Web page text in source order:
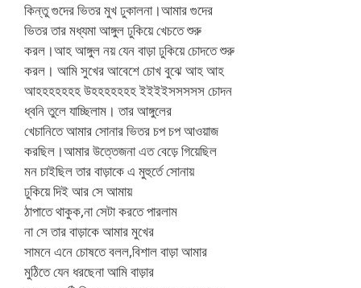
কিন্তু গুদের ভিতর মুখ ঢুকালনা।আমার গুদের
ভিতর তার মধ্যমা আঙ্গুল ঢুকিয়ে খেচতে শুরু
করল।আহ আঙ্গুল নয় যেন বাড়া ঢুকিয়ে চোদতে শুরু
করল। আমি সুখের আবেশে চোখ বুঝে আহ আহ
আহহহহহহহ উহহহহহহহ ইইইইসসসসস চোদন
ধ্বনি তুলে যাচ্ছিলাম। তার আঙ্গুলের
খেচানিতে আমার সোনার ভিতর চপ চপ আওয়াজ
করছিল।আমার উত্তেজনা এত বেড়ে গিয়েছিল
মন চাইছিল তার বাড়াকে এ মুহুর্তে সোনায়
ঢুকিয়ে দিই আর সে আমায়
ঠাপাতে থাকুক,না সেটা করতে পারলাম
না সে তার বাড়াকে আমার মুখের
সামনে এনে চোষতে বলল,বিশাল বাড়া আমার
মুঠিতে যেন ধরছেনা আমি বাড়ার